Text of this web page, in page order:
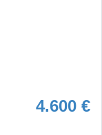
4.600 €